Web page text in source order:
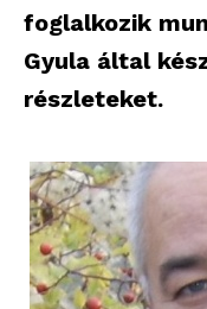
foglalkozik
Gyula által
részleteket.